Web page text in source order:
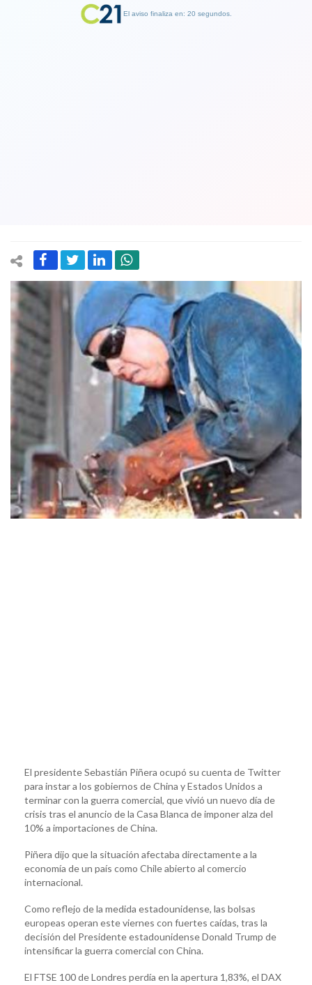
El presidente Sebastián Piñera ocupó su cuenta de Twitter
para instar a los gobiernos de China y Estados Unidos a
terminar con la guerra comercial, que vivió un nuevo día de
crisis tras el anuncio de la Casa Blanca de imponer alza del
10% a importaciones de China.
Piñera dijo que la situación afectaba directamente a la
economía de un país como Chile abierto al comercio
internacional.
Como reflejo de la medida estadounidense, las bolsas
europeas operan este viernes con fuertes caídas, tras la
decisión del Presidente estadounidense Donald Trump de
intensificar la guerra comercial con China.
El FTSE 100 de Londres perdía en la apertura 1,83%, el DAX
El aviso finaliza en: 19 segundos.